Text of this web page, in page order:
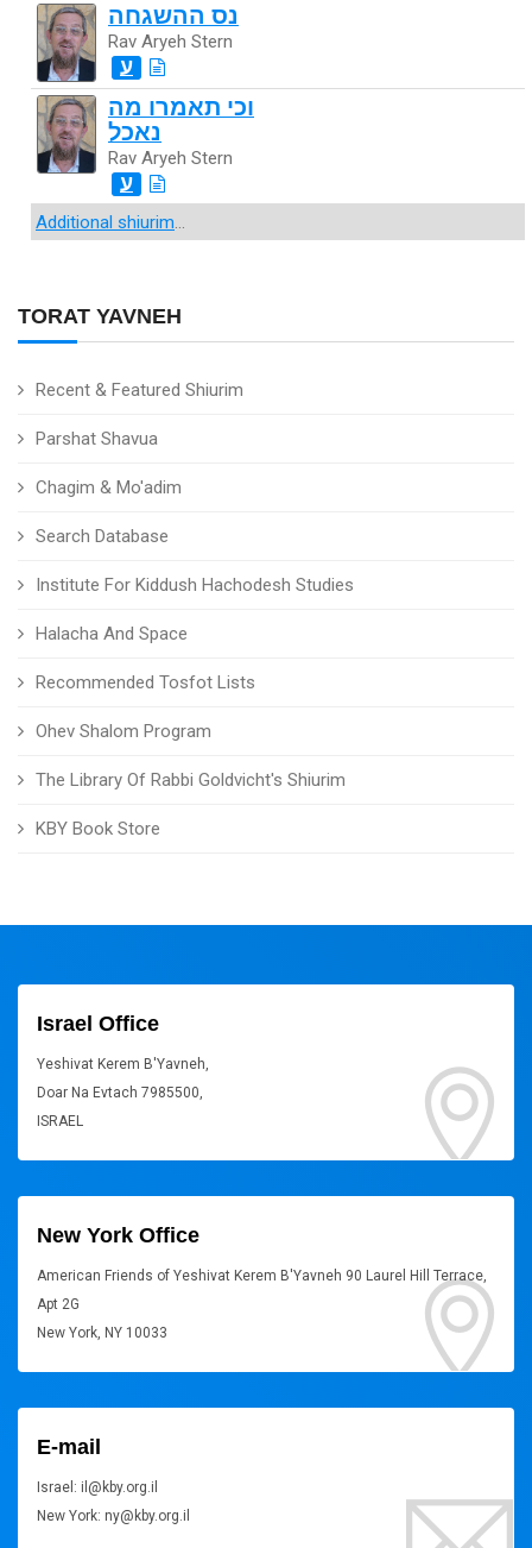
TORAT YAVNEH
Recent & Featured Shiurim
Parshat Shavua
Chagim & Mo'adim
Search Database
Institute For Kiddush Hachodesh Studies
Halacha And Space
Recommended Tosfot Lists
Ohev Shalom Program
The Library Of Rabbi Goldvicht's Shiurim
KBY Book Store
נס ההשגחה
Rav Aryeh Stern
ע
וכי תאמרו מה
נאכל
Rav Aryeh Stern
ע
Additional shiurim...
Israel Office
Yeshivat Kerem B'Yavneh,
Doar Na Evtach 7985500,
ISRAEL
New York Office
American Friends of Yeshivat Kerem B'Yavneh 90 Laurel Hill Terrace,
Apt 2G
New York, NY 10033
E-mail
Israel: il@kby.org.il
New York: ny@kby.org.il